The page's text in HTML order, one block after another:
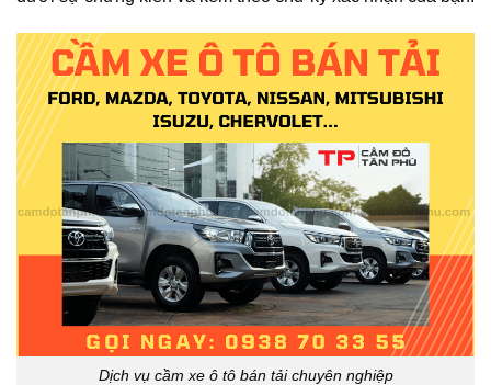
Dịch vụ cầm xe ô tô bán tải chuyên nghiệp